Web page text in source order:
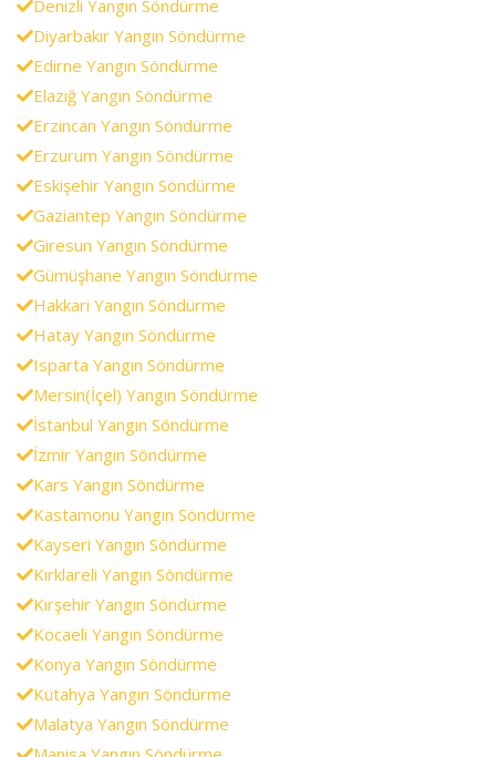
Denizli Yangın Söndürme
Diyarbakır Yangın Söndürme
Edirne Yangın Söndürme
Elazığ Yangın Söndürme
Erzincan Yangın Söndürme
Erzurum Yangın Söndürme
Eskişehir Yangın Söndürme
Gaziantep Yangın Söndürme
Giresun Yangın Söndürme
Gümüşhane Yangın Söndürme
Hakkari Yangın Söndürme
Hatay Yangın Söndürme
Isparta Yangın Söndürme
Mersin(İçel) Yangın Söndürme
İstanbul Yangın Söndürme
İzmir Yangın Söndürme
Kars Yangın Söndürme
Kastamonu Yangın Söndürme
Kayseri Yangın Söndürme
Kırklareli Yangın Söndürme
Kırşehir Yangın Söndürme
Kocaeli Yangın Söndürme
Konya Yangın Söndürme
Kütahya Yangın Söndürme
Malatya Yangın Söndürme